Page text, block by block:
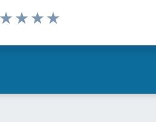
da 1 a 5 stelle la pagina